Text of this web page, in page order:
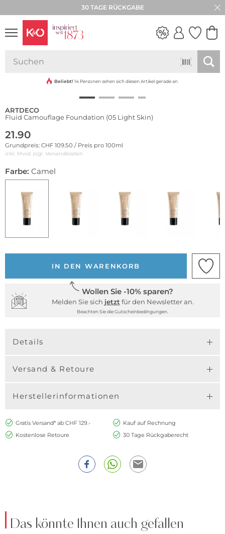
30 TAGE RÜCKGABE
VIBES
Beliebt! 14 Personen sehen sich diesen Artikel gerade an
ARTDECO
Fluid Camouflage Foundation (05 Light Skin)
21.90
Grundpreis: CHF 109.50 / Preis pro 100ml
inkl. Mwst zzgl. Versandkosten
Farbe: Camel
IN DEN WARENKORB
Wollen Sie -10% sparen?
Melden Sie sich jetzt für den Newsletter an.
Beachten Sie die Gutscheinbedingungen.
Details
Versand & Retoure
Herstellerinformationen
Gratis Versand* ab CHF 129.-
Kauf auf Rechnung
Kostenlose Retoure
30 Tage Rückgaberecht
Das könnte Ihnen auch gefallen